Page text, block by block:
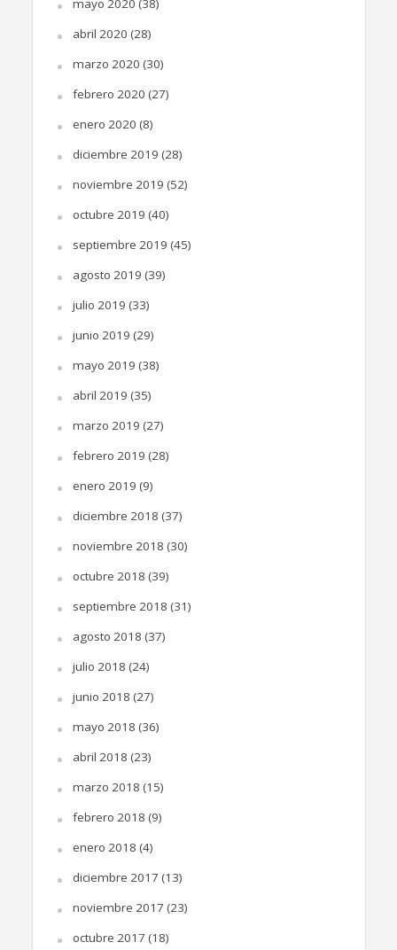
mayo 2020 (38)
abril 2020 (28)
marzo 2020 (30)
febrero 2020 (27)
enero 2020 (8)
diciembre 2019 (28)
noviembre 2019 (52)
octubre 2019 (40)
septiembre 2019 (45)
agosto 2019 (39)
julio 2019 (33)
junio 2019 (29)
mayo 2019 (38)
abril 2019 (35)
marzo 2019 (27)
febrero 2019 (28)
enero 2019 (9)
diciembre 2018 (37)
noviembre 2018 (30)
octubre 2018 (39)
septiembre 2018 (31)
agosto 2018 (37)
julio 2018 (24)
junio 2018 (27)
mayo 2018 (36)
abril 2018 (23)
marzo 2018 (15)
febrero 2018 (9)
enero 2018 (4)
diciembre 2017 (13)
noviembre 2017 (23)
octubre 2017 (18)